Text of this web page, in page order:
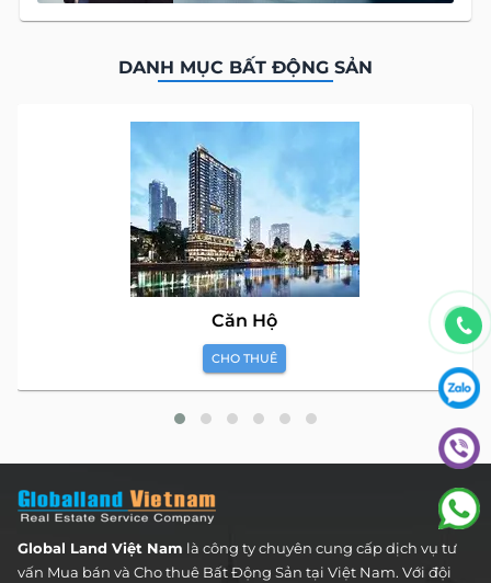
DANH MỤC BẤT ĐỘNG SẢN
Căn Hộ
CHO THUÊ
Global Land Việt Nam là công ty chuyên cung cấp dịch vụ tư
vấn Mua bán và Cho thuê Bất Động Sản tại Việt Nam. Với đội